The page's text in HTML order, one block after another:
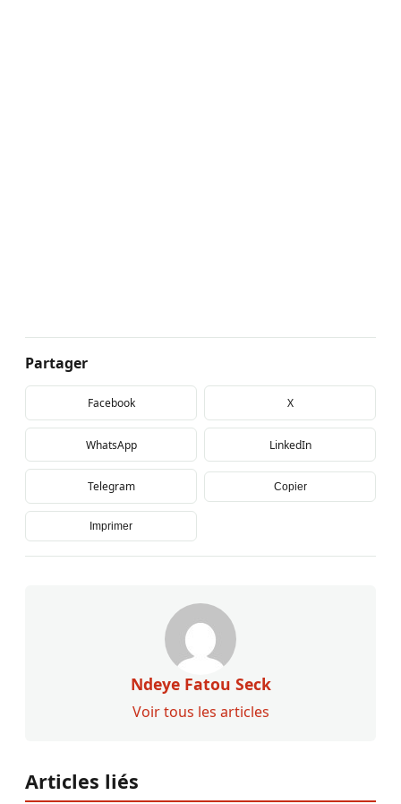
Partager
Facebook X
WhatsApp LinkedIn
Telegram Copier
Imprimer
Ndeye Fatou Seck
Voir tous les articles
Articles liés